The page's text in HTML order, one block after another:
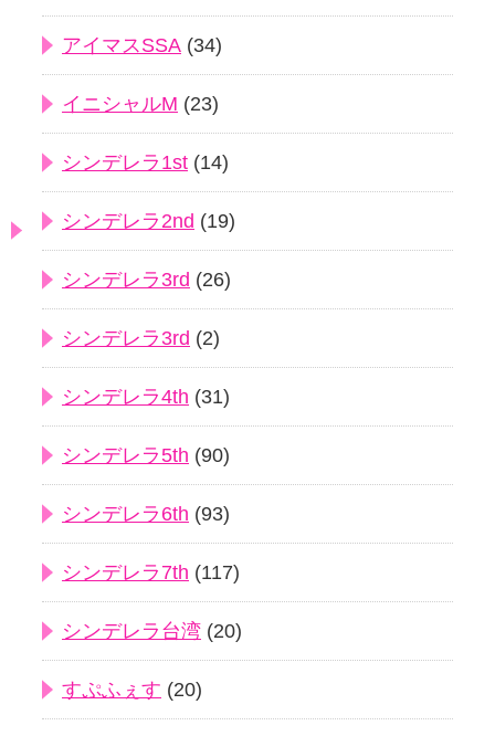
アイマスSSA (34)
イニシャルM (23)
シンデレラ1st (14)
シンデレラ2nd (19)
シンデレラ3rd (26)
シンデレラ3rd (2)
シンデレラ4th (31)
シンデレラ5th (90)
シンデレラ6th (93)
シンデレラ7th (117)
シンデレラ台湾 (20)
すぷふぇす (20)